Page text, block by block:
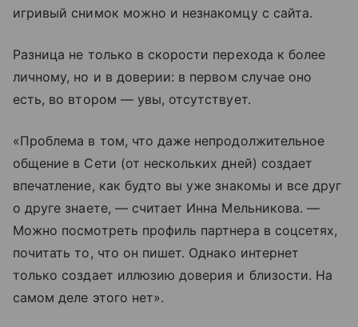
игривый снимок можно и незнакомцу с сайта.
Разница не только в скорости перехода к более
личному, но и в доверии: в первом случае оно
есть, во втором — увы, отсутствует.
«Проблема в том, что даже непродолжительное
общение в Сети (от нескольких дней) создает
впечатление, как будто вы уже знакомы и все друг
о друге знаете, — считает Инна Мельникова. —
Можно посмотреть профиль партнера в соцсетях,
почитать то, что он пишет. Однако интернет
только создает иллюзию доверия и близости. На
самом деле этого нет».